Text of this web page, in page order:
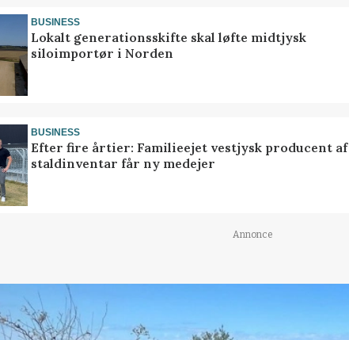
BUSINESS
Lokalt generationsskifte skal løfte midtjysk
siloimportør i Norden
BUSINESS
Efter fire årtier: Familieejet vestjysk producent af
staldinventar får ny medejer
Annonce